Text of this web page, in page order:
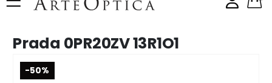
Prada 0PR20ZV 13R1O1
-50%